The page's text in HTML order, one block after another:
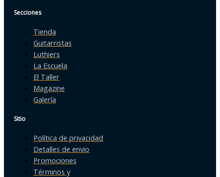
Secciones
Tienda
Guitarristas
Luthiers
La Escuela
El Taller
Magazine
Galería
Sitio
Política de privacidad
Detalles de envio
Promociones
Términos y